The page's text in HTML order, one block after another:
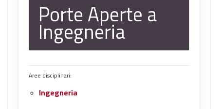
Porte Aperte a
Ingegneria
Aree disciplinari:
Ingegneria